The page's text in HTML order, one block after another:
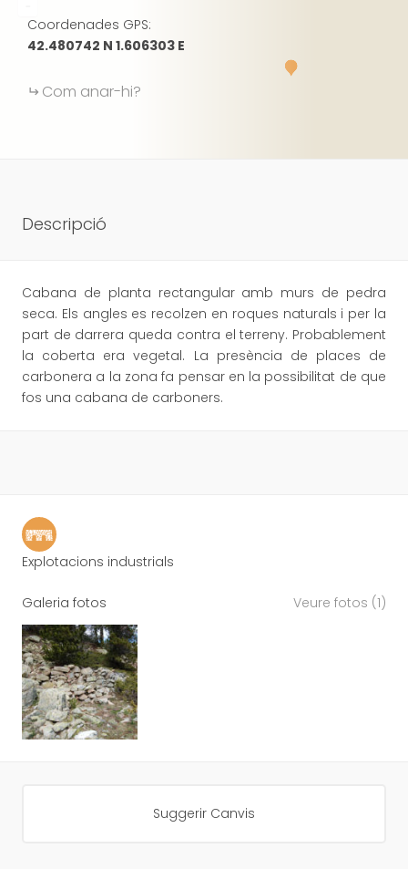
Coordenades GPS:
42.480742 N 1.606303 E
Com anar-hi?
Descripció
Cabana de planta rectangular amb murs de pedra
seca. Els angles es recolzen en roques naturals i per la
part de darrera queda contra el terreny. Probablement
la coberta era vegetal. La presència de places de
carbonera a la zona fa pensar en la possibilitat de que
fos una cabana de carboners.
Explotacions industrials
Galeria fotos Veure fotos (1)
Suggerir Canvis